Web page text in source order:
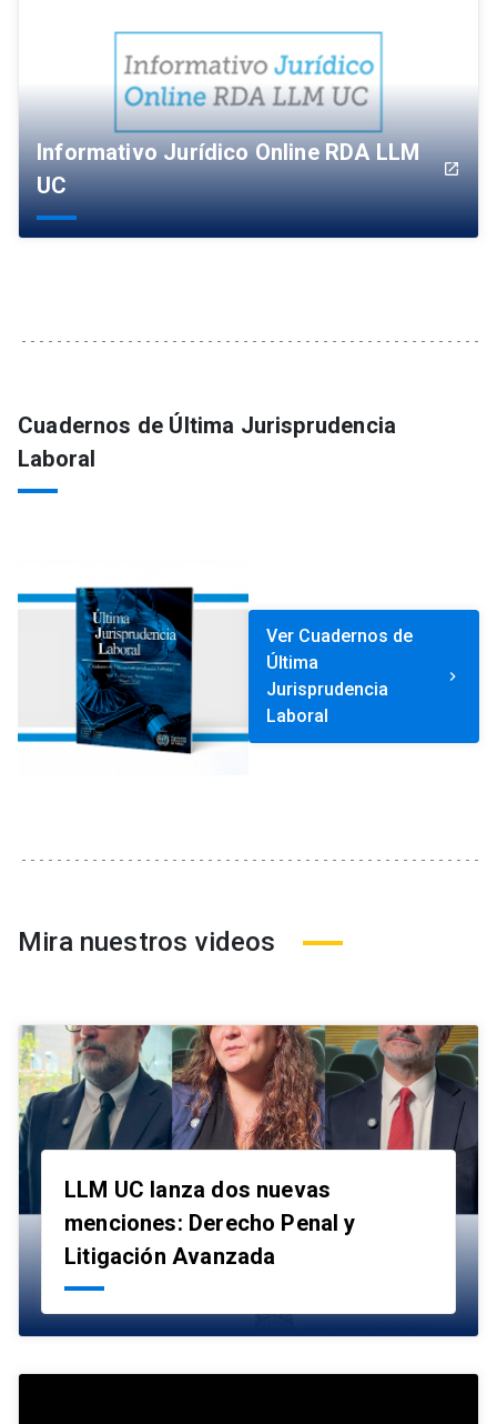
Informativo Jurídico Online RDA LLM
UC
launch
Cuadernos de Última Jurisprudencia
Laboral
Ver Cuadernos de
Última
Jurisprudencia
Laboral
keyboard_arrow_right
Mira nuestros videos
LLM UC lanza dos nuevas
menciones: Derecho Penal y
Litigación Avanzada